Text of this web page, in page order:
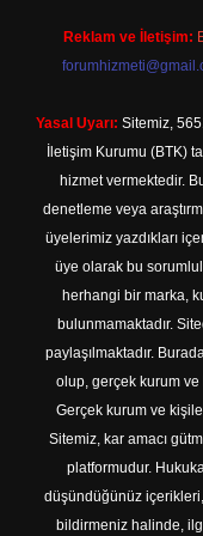
Reklam ve İletişim:
Yasal Uyarı: Sitemiz,
İletişim Kurumu (BTK)
hizmet vermektedir.
denetleme veya
üyelerimiz yazdıkları
üye olarak bu
herhangi bir marka,
bulunmamaktadır.
paylaşılmaktadır.
olup, gerçek kurum ve
Gerçek kurum ve
Sitemiz, kar amacı
platformudur.
düşündüğünüz içerikleri,
bildirmeniz halinde,